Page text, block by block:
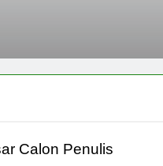
Calon Penulis